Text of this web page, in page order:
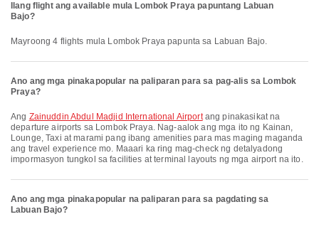
Ilang flight ang available mula Lombok Praya papuntang Labuan
Bajo?
Mayroong 4 flights mula Lombok Praya papunta sa Labuan Bajo.
Ano ang mga pinakapopular na paliparan para sa pag-alis sa Lombok
Praya?
Ang Zainuddin Abdul Madjid International Airportang pinakasikat na
departure airports sa Lombok Praya. Nag-aalok ang mga ito ng Kainan,
Lounge, Taxi at marami pang ibang amenities para mas maging maganda
ang travel experience mo. Maaari ka ring mag-check ng detalyadong
impormasyon tungkol sa facilities at terminal layouts ng mga airport na ito.
Ano ang mga pinakapopular na paliparan para sa pagdating sa
Labuan Bajo?